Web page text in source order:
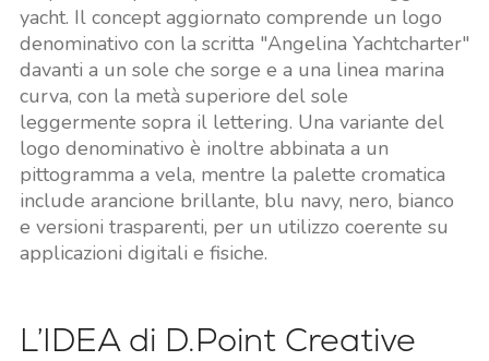
yacht. Il concept aggiornato comprende un logo
denominativo con la scritta "Angelina Yachtcharter"
davanti a un sole che sorge e a una linea marina
curva, con la metà superiore del sole
leggermente sopra il lettering. Una variante del
logo denominativo è inoltre abbinata a un
pittogramma a vela, mentre la palette cromatica
include arancione brillante, blu navy, nero, bianco
e versioni trasparenti, per un utilizzo coerente su
applicazioni digitali e fisiche.
L’IDEA di D.Point Creative